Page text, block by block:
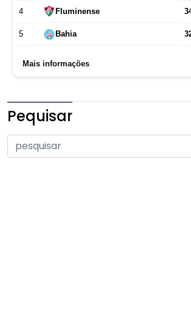
Pequisar